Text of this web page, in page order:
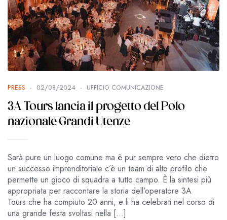
PRESS 02/08/2024 UFFICIO COMUNICAZIONE
3A Tours lancia il progetto del Polo
nazionale Grandi Utenze
Sarà pure un luogo comune ma è pur sempre vero che dietro
un successo imprenditoriale c’è un team di alto profilo che
permette un gioco di squadra a tutto campo. È la sintesi più
appropriata per raccontare la storia dell’operatore 3A
Tours che ha compiuto 20 anni, e li ha celebrati nel corso di
una grande festa svoltasi nella […]